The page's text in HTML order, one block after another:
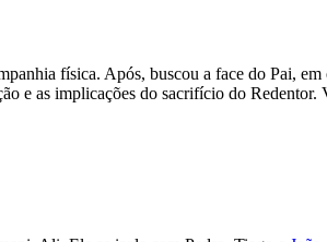
física. Após, buscou a face do Pai,
e as implicações do sacrifício do Redentor.